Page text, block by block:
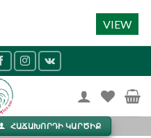
ՀԱՃԱԽՈՐԴԻ ԿԱՐԾԻՔ
VIEW